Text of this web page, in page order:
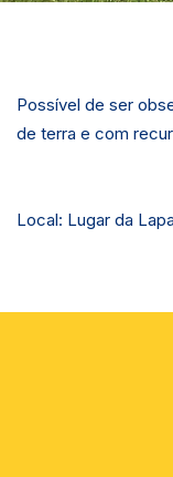
Possível de ser
de terra e com
Local: Lugar da